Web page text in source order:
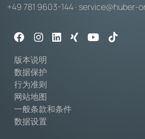
+49 781 9603-144 · service@huber-
版本说明
数据保护
行为准则
网站地图
一般条款和条件
数据设置